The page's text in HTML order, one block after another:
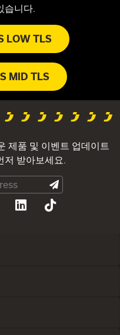
습니다.
LOW TLS
MID TLS
제품 및 이벤트 업데이트
받아보세요.